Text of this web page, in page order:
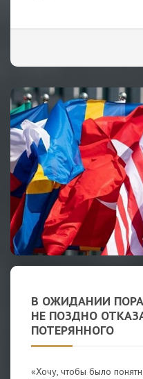
В ОЖИДАНИИ
НЕ ПОЗДНО
ПОТЕРЯННОГО
«Хочу, чтобы было